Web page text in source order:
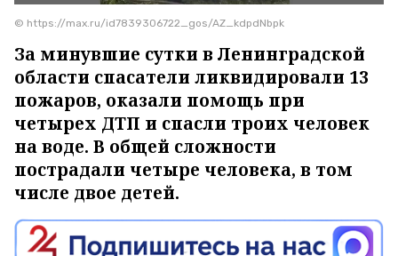
© https://max.ru/id7839306722_gos/AZ_kdpdNbpk
За минувшие сутки в Ленинградской
области спасатели ликвидировали 13
пожаров, оказали помощь при
четырех ДТП и спасли троих человек
на воде. В общей сложности
пострадали четыре человека, в том
числе двое детей.